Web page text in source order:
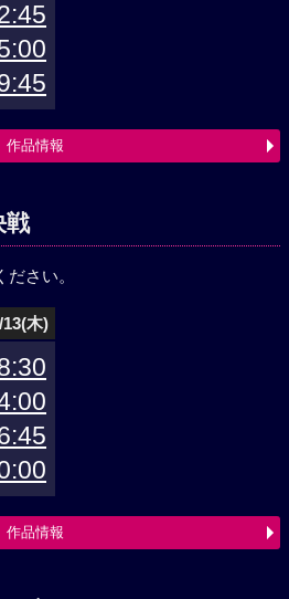
作品情報
戦
さい。
13(木)
作品情報